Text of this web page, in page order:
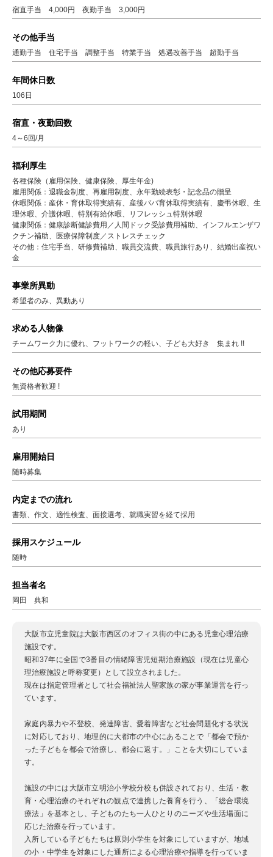
宿直手当 4,000円 夜勤手当 3,000円
その他手当
通勤手当 住宅手当 調整手当 特業手当 処遇改善手当 超勤手当
年間休日数
106日
宿直・夜勤回数
4～6回/月
福利厚生
各種保険（雇用保険、健康保険、厚生年金)
雇用関係：退職金制度、再雇用制度、永年勤続表彰・記念品の贈呈
休暇関係：産休・育休取得実績有、産後パパ育休取得実績有、慶弔休暇、生
理休暇、介護休暇、特別有給休暇、リフレッシュ特別休暇
健康関係：健康診断健診費用／人間ドック受診費用補助、インフルエンザワ
クチン補助、医療保障制度／ストレスチェック
その他：住宅手当、研修費補助、職員交流費、職員旅行あり、結婚出産祝い
金
事業所異動
希望者のみ、異動あり
求める人物像
チームワーク力に優れ、フットワークの軽い、子ども大好き 集まれ !!
その他応募要件
無資格者歓迎 !
試用期間
あり
雇用開始日
随時募集
内定までの流れ
書類、作文、適性検査、面接選考、就職実習を経て採用
採用スケジュール
随時
担当者名
岡田 典和
大阪市立児童院は大阪市西区のオフィス街の中にある児童心理治療
施設です。
昭和37年に全国で3番目の情緒障害児短期治療施設（現在は児童心
理治療施設と呼称変更）として設立されました。
現在は指定管理者として社会福祉法人聖家族の家が事業運営を行っ
ています。
家庭内暴力や不登校、発達障害、愛着障害など社会問題化する状況
に対応しており、地理的に大都市の中心にあることで「都会で預か
った子どもを都会で治療し、都会に返す。」ことを大切にしていま
す。
施設の中には大阪市立明治小学校分校も併設されており、生活・教
育・心理治療のそれぞれの観点で連携した養育を行う、「総合環境
療法」を基本とし、子どものたち一人ひとりのニーズや生活場面に
応じた治療を行っています。
入所している子どもたちは原則小学生を対象にしていますが、地域
の小・中学生を対象にした通所による心理治療や指導を行っていま